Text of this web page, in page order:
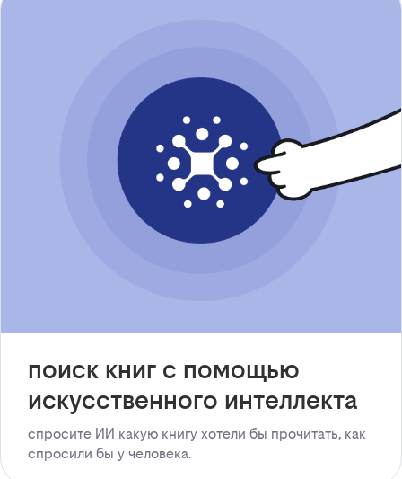
поиск книг с помощью
искусственного интеллекта
спросите ИИ какую книгу хотели бы прочитать, как
спросили бы у человека.